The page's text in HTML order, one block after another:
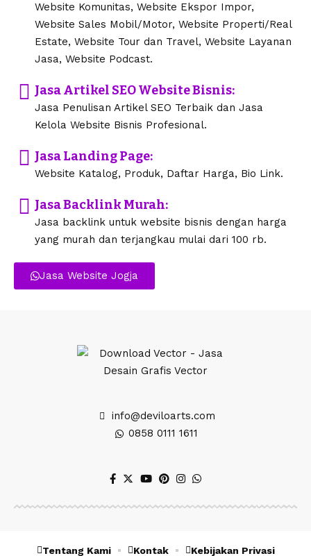
Website Komunitas, Website Ekspor Impor,
Website Sales Mobil/Motor, Website Properti/Real
Estate, Website Tour dan Travel, Website Layanan
Jasa, Website Podcast.
Jasa Artikel SEO Website Bisnis:
Jasa Penulisan Artikel SEO Terbaik dan Jasa
Kelola Website Bisnis Profesional.
Jasa Landing Page:
Website Katalog, Produk, Daftar Harga, Bio Link.
Jasa Backlink Murah:
Jasa backlink untuk website bisnis dengan harga
yang murah dan terjangkau mulai dari 100 rb.
Jasa Website Jogja
info@deviloarts.com
0858 0111 1611
Tentang Kami Kontak Kebijakan Privasi